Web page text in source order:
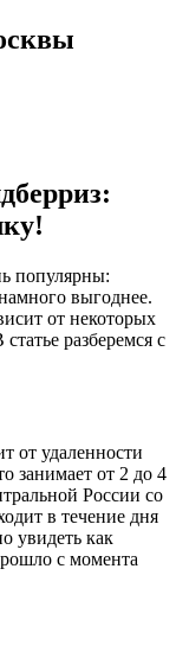
популярны:
выгоднее.
от некоторых
разберемся с
от удаленности
занимает от 2 до 4
России со
в течение дня
увидеть как
с момента